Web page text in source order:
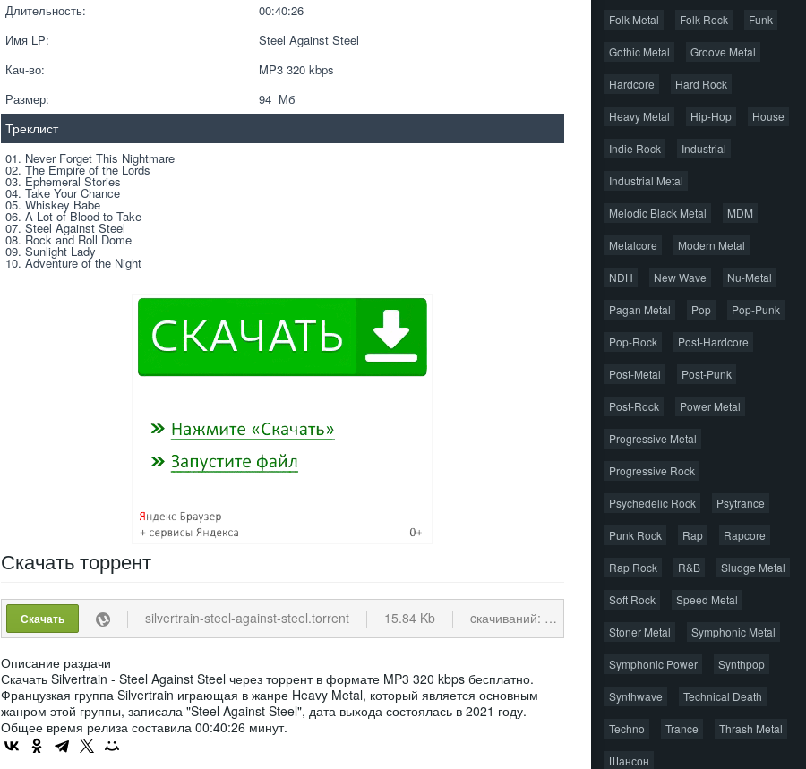
Длительность:
00:40:26
Имя LP:
Steel Against Steel
Кач-во:
MP3 320 kbps
Размер:
94  Мб
Треклист
01. Never Forget This Nightmare
02. The Empire of the Lords
03. Ephemeral Stories
04. Take Your Chance
05. Whiskey Babe
06. A Lot of Blood to Take
07. Steel Against Steel
08. Rock and Roll Dome
09. Sunlight Lady
10. Adventure of the Night
Скачатьторрент
Скачать silvertrain-steel-against-steel.torrent 15.84 Kb cкачиваний: 101
Описание раздачи
Скачать Silvertrain - Steel Against Steel через торрент в формате MP3 320 kbps бесплатно.
Французкая группа Silvertrain играющая в жанре Heavy Metal, который является основным
жанром этой группы, записала "Steel Against Steel", дата выхода состоялась в 2021 году.
Общее время релиза составила 00:40:26 минут.
Folk Metal Folk Rock Funk
Gothic Metal Groove Metal
Hardcore Hard Rock
Heavy Metal Hip-Hop House
Indie Rock Industrial
Industrial Metal
Melodic Black Metal MDM
Metalcore Modern Metal
NDH New Wave Nu-Metal
Pagan Metal Pop Pop-Punk
Pop-Rock Post-Hardcore
Post-Metal Post-Punk
Post-Rock Power Metal
Progressive Metal
Progressive Rock
Psychedelic Rock Psytrance
Punk Rock Rap Rapcore
Rap Rock R&B Sludge Metal
Soft Rock Speed Metal
Stoner Metal Symphonic Metal
Symphonic Power Synthpop
Synthwave Technical Death
Techno Trance Thrash Metal
Шансон